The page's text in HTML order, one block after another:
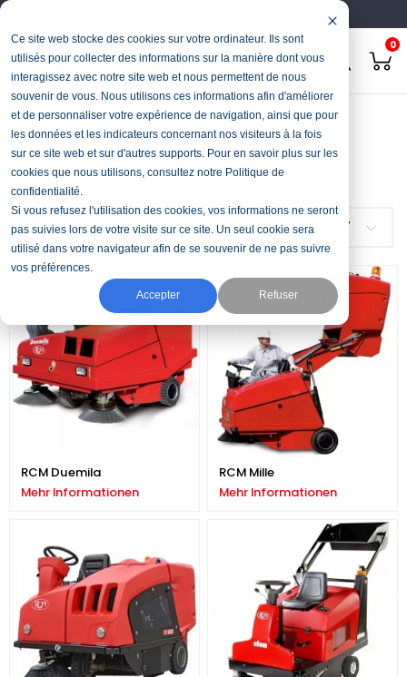
Ce site web stocke des cookies sur votre ordinateur. Ils sont
utilisés pour collecter des informations sur la manière dont vous
interagissez avec notre site web et nous permettent de nous
souvenir de vous. Nous utilisons ces informations afin d'améliorer
et de personnaliser votre expérience de navigation, ainsi que pour
les données et les indicateurs concernant nos visiteurs à la fois
sur ce site web et sur d'autres supports. Pour en savoir plus sur les
cookies que nous utilisons, consultez notre Politique de
confidentialité.
Si vous refusez l'utilisation des cookies, vos informations ne seront
pas suivies lors de votre visite sur ce site. Un seul cookie sera
utilisé dans votre navigateur afin de se souvenir de ne pas suivre
vos préférences.
Accepter Refuser
0
Startseite Reinigung Scheuersaugmaschine
Scheuersaugmaschine
FILTER Auswählen 7
RCM Duemila
Mehr Informationen
RCM Mille
Mehr Informationen